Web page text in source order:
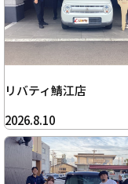
リバティ鯖江店
2026.8.10